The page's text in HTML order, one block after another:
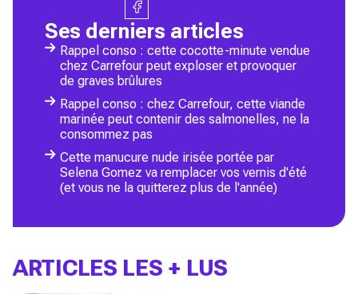
Ses derniers articles
Rappel conso : cette cocotte-minute vendue
chez Carrefour peut exploser et provoquer
de graves brûlures
Rappel conso : chez Carrefour, cette viande
marinée peut contenir des salmonelles, ne la
consommez pas
Cette manucure nude irisée portée par
Selena Gomez va remplacer vos vernis d'été
(et vous ne la quitterez plus de l'année)
ARTICLES LES + LUS